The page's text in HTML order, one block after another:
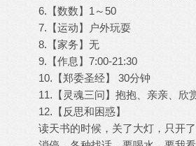
6.【数数】1～50
7.【运动】户外玩耍
8.【家务】无
9.【作息】7:00-21:30
10.【郑委圣经】 30分钟
11.【灵魂三问】抱抱、亲亲、欣
12.【反思和困惑】
读天书的时候，关了大灯，只开